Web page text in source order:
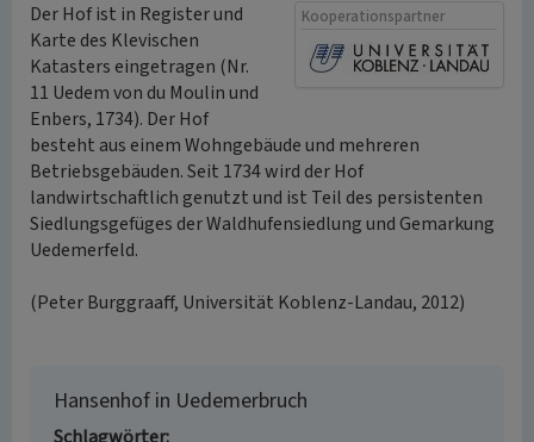
Kooperationspartner
Der Hof ist in Register und
Karte des Klevischen
Katasters eingetragen (Nr.
11 Uedem von du Moulin und
Enbers, 1734). Der Hof
besteht aus einem Wohngebäude und mehreren
Betriebsgebäuden. Seit 1734 wird der Hof
landwirtschaftlich genutzt und ist Teil des persistenten
Siedlungsgefüges der Waldhufensiedlung und Gemarkung
Uedemerfeld.
(Peter Burggraaff, Universität Koblenz-Landau, 2012)
Hansenhof in Uedemerbruch